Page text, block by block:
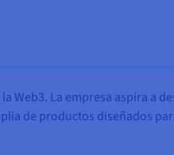
Web3. La empresa aspira a
de productos diseñados